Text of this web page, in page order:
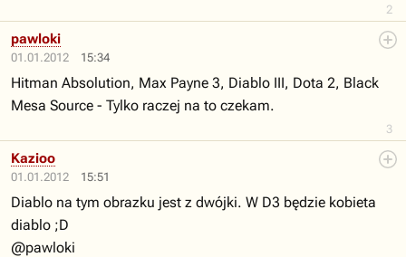
2
01.01.2012 15:34
3
pawloki
Hitman Absolution, Max Payne 3, Diablo III, Dota 2, Black
Mesa Source - Tylko raczej na to czekam.
01.01.2012 15:51
Kazioo
Diablo na tym obrazku jest z dwójki. W D3 będzie kobieta
diablo ;D
@pawloki